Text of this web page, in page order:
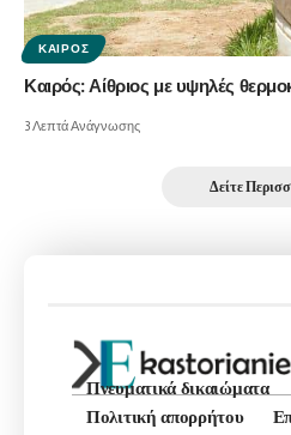
ΚΑΙΡΌΣ
Καιρός: Αίθριος με υψηλές
3 Λεπτά Ανάγνωσης
Δείτε
Πνευματικά δικαιώματα
Πολιτική απορρήτου